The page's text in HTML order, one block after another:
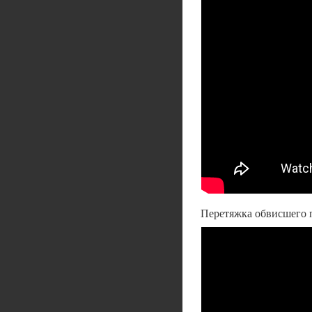
Перетяжка обвисшего